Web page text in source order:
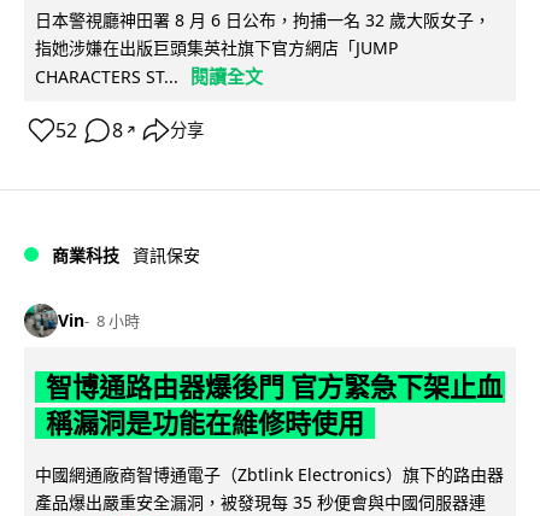
日本警視廳神田署 8 月 6 日公布，拘捕一名 32 歲大阪女子，
指她涉嫌在出版巨頭集英社旗下官方網店「JUMP
CHARACTERS ST...
閱讀全文
52 8 ↗ 分享
商業科技 資訊保安
Vin 8 小時
智博通路由器爆後門 官方緊急下架止血
稱漏洞是功能在維修時使用
中國網通廠商智博通電子（Zbtlink Electronics）旗下的路由器
產品爆出嚴重安全漏洞，被發現每 35 秒便會與中國伺服器連